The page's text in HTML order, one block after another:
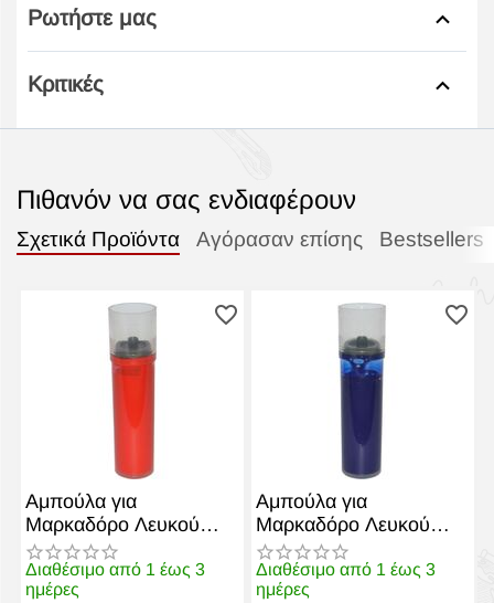
Ρωτήστε μας
Κριτικές
Πιθανόν να σας ενδιαφέρουν
Σχετικά Προϊόντα Αγόρασαν επίσης Bestsellers
Αμπούλα για
Μαρκαδόρο Λευκού
Πίνακα W-015 Κόκκινη
Διαθέσιμο από 1 έως 3
ημέρες
Αμπούλα για
Μαρκαδόρο Λευκού
Πίνακα W-015 Μπλε
Διαθέσιμο από 1 έως 3
ημέρες